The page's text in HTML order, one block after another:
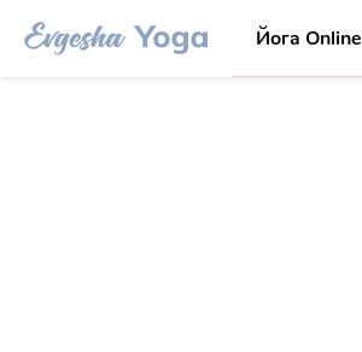
Йога Online